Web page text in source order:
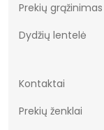
Prekių grąžinimas
Dydžių lentelė
Kontaktai
Prekių ženklai